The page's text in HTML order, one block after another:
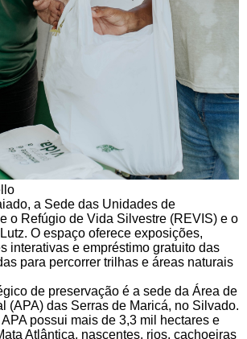
a Sede das Unidades de
o Refúgio de Vida Silvestre (REVIS) e o
O espaço oferece exposições,
interativas e empréstimo gratuito das
para percorrer trilhas e áreas naturais
de preservação é a sede da Área de
(APA) das Serras de Maricá, no Silvado.
possui mais de 3,3 mil hectares e
Atlântica, nascentes, rios, cachoeiras